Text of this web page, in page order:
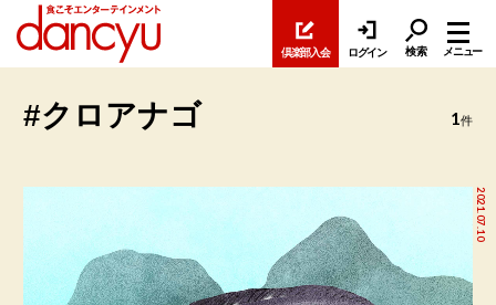
倶楽部入会 ログイン 検索 メニュー
#クロアナゴ 1件
2021.07.10